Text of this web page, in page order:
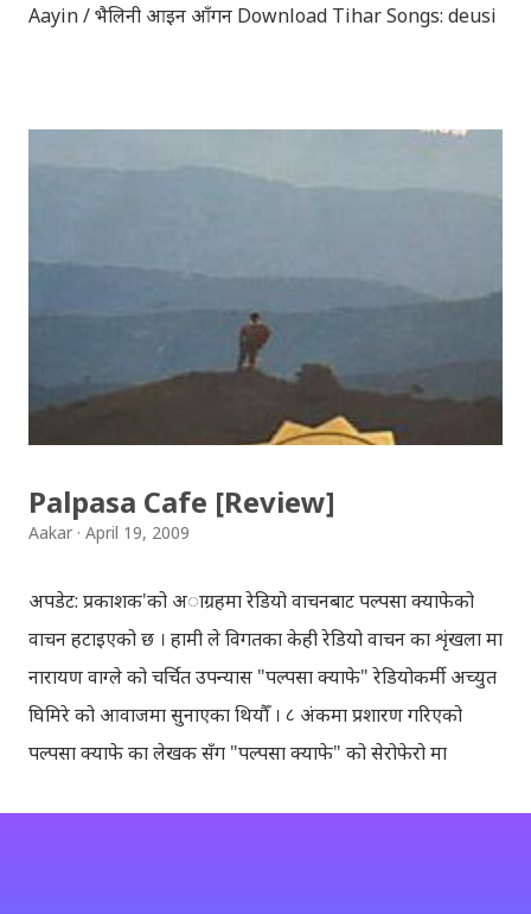
Aayin / भैलिनी आइन आँगन Download Tihar Songs: deusi
Songs: diyo baali sanjh ko / दियो बाली साँझ को
Download: Tihar Dhun (Deusi,Bhailo)/ तिहार धुन(देउसी
गितहरुलाई हामीले यहाँ एकै ठाउँमा सजिलोको लागि राखिदिएको मात्र
हौँ । तपाई यदि यी गित संगितको सर्जक हुनुहुन्छ र गित संगित यहाँबाट
हटाउनुपर्ने भए जानकारी गराउनुहोला । फेरी एकपटक शुभ दिपावलीको
हार्दिक मंगलमय शुभकामना व्यक्त गर्दछौँ ।
Palpasa Cafe [Review]
Aakar April 19, 2009
अपडेट: प्रकाशक'को अाग्रहमा रेडियो वाचनबाट पल्पसा क्याफेको
वाचन हटाइएको छ । हामी ले विगतका केही रेडियो वाचन का शृंखला मा
नारायण वाग्ले को चर्चित उपन्यास "पल्पसा क्याफे" रेडियोकर्मी अच्युत
घिमिरे को आवाजमा सुनाएका थियौँ । ८ अंकमा प्रशारण गरिएको
पल्पसा क्याफे का लेखक सँग "पल्पसा क्याफे" को सेरोफेरो मा